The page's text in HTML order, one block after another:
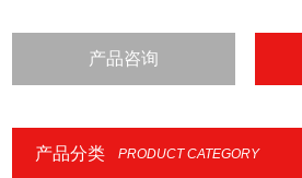
产品咨询
产品分类 PRODUCT CATEGORY